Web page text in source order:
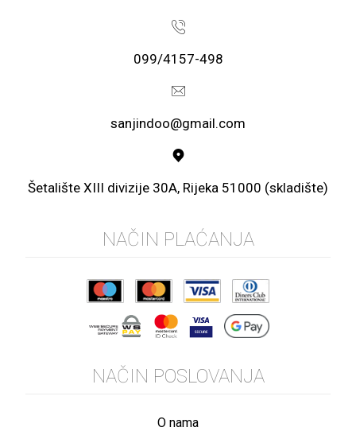
099/4157-498
sanjindoo@gmail.com
Šetalište XIII divizije 30A, Rijeka 51000 (skladište)
NAČIN PLAĆANJA
NAČIN POSLOVANJA
O nama